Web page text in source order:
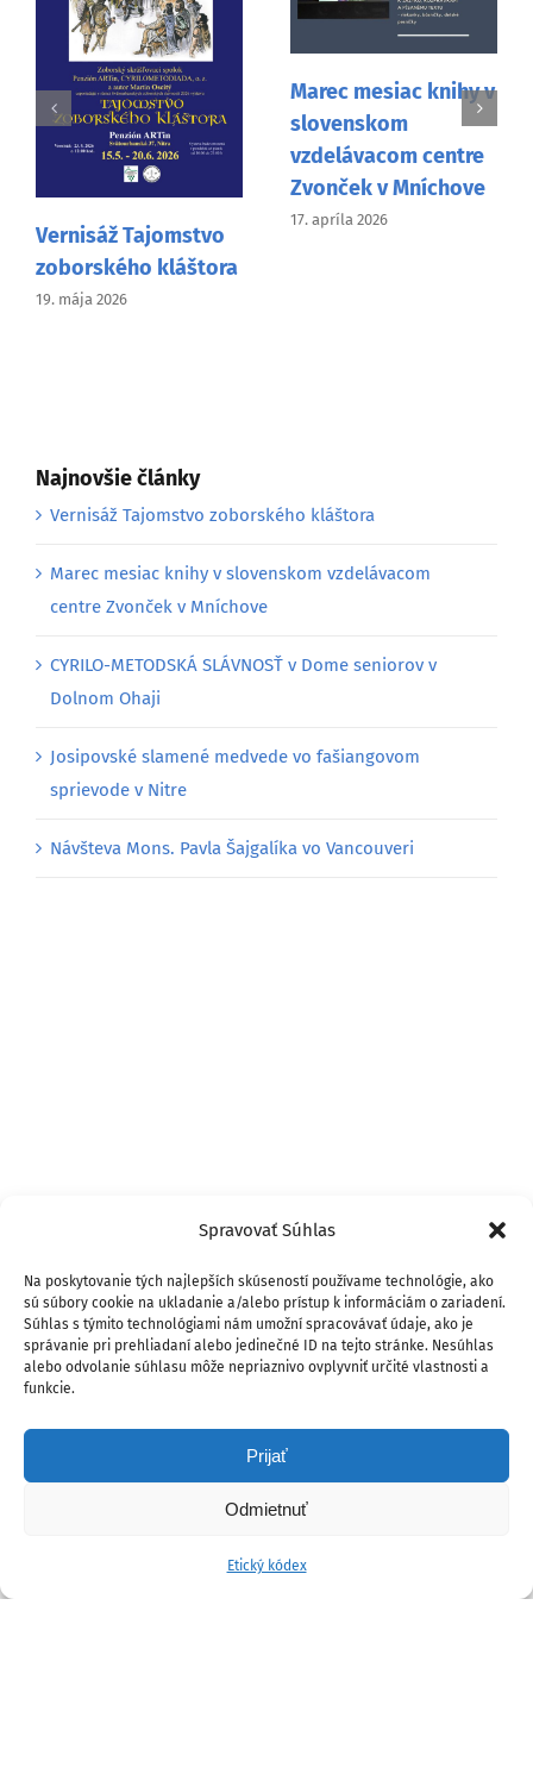
Spravovať Súhlas
Na poskytovanie tých najlepších skúseností používame technológie, ako
sú súbory cookie na ukladanie a/alebo prístup k informáciám o zariadení.
Súhlas s týmito technológiami nám umožní spracovávať údaje, ako je
správanie pri prehliadaní alebo jedinečné ID na tejto stránke. Nesúhlas
alebo odvolanie súhlasu môže nepriaznivo ovplyvniť určité vlastnosti a
funkcie.
Prijať
Odmietnuť
Etický kódex
Vernisáž Tajomstvo
zoborského kláštora
19. mája 2026
Marec mesiac knihy v
slovenskom
vzdelávacom centre
Zvonček v Mníchove
17. apríla 2026
Najnovšie články
Vernisáž Tajomstvo zoborského kláštora
Marec mesiac knihy v slovenskom vzdelávacom
centre Zvonček v Mníchove
CYRILO-METODSKÁ SLÁVNOSŤ v Dome seniorov v
Dolnom Ohaji
Josipovské slamené medvede vo fašiangovom
sprievode v Nitre
Návšteva Mons. Pavla Šajgalíka vo Vancouveri